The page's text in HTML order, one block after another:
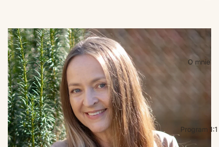
O mnie
Program 1:1